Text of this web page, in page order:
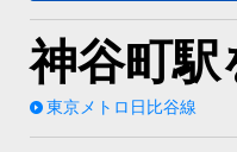
神谷町駅
東京メトロ日比谷線